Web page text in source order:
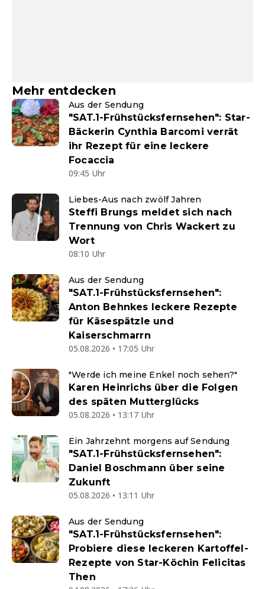
Mehr entdecken
Aus der Sendung
"SAT.1-Frühstücksfernsehen": Star-
Bäckerin Cynthia Barcomi verrät
ihr Rezept für eine leckere
Focaccia
09:45 Uhr
Liebes-Aus nach zwölf Jahren
Steffi Brungs meldet sich nach
Trennung von Chris Wackert zu
Wort
08:10 Uhr
Aus der Sendung
"SAT.1-Frühstücksfernsehen":
Anton Behnkes leckere Rezepte
für Käsespätzle und
Kaiserschmarrn
05.08.2026 • 17:05 Uhr
"Werde ich meine Enkel noch sehen?"
Karen Heinrichs über die Folgen
des späten Mutterglücks
05.08.2026 • 13:17 Uhr
Ein Jahrzehnt morgens auf Sendung
"SAT.1-Frühstücksfernsehen":
Daniel Boschmann über seine
Zukunft
05.08.2026 • 13:11 Uhr
Aus der Sendung
"SAT.1-Frühstücksfernsehen":
Probiere diese leckeren Kartoffel-
Rezepte von Star-Köchin Felicitas
Then